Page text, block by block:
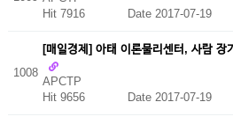
Hit 7916
Date 2017-07-19
1008
[매일경제] 아태 이론물리센터, 사람 장
APCTP
Hit 9656 Date 2017-07-19